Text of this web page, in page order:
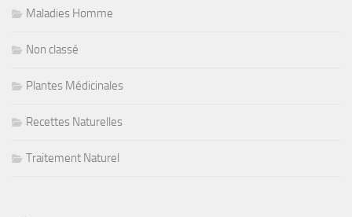
Maladies Homme
Non classé
Plantes Médicinales
Recettes Naturelles
Traitement Naturel